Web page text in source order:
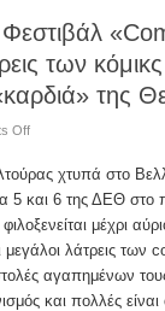
των
της
Offon
το
10ο
Φεστιβάλ
«Comic
Con»
–
Μέχρι
αύριο
λάτρεις
των
χτυπά στο
5 και 6 της ΔΕΘ στο
μέχρι
λάτρεις των
αγαπημένων
και πολλές